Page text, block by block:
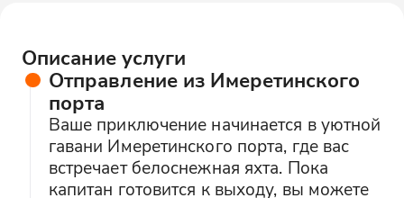
Описание услуги
Отправление из Имеретинского
порта
Ваше приключение начинается в уютной
гавани Имеретинского порта, где вас
встречает белоснежная яхта. Пока
капитан готовится к выходу, вы можете